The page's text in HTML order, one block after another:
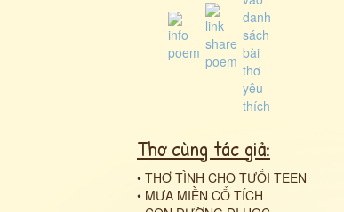
Thơ cùng tác giả:
• THƠ TÌNH CHO TƯỔI TEEN
• MƯA MIỀN CỔ TÍCH